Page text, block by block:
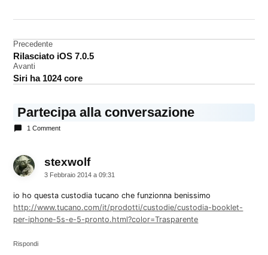
iPhone
Navigazione
articoli
Precedente
Rilasciato iOS 7.0.5
Avanti
Siri ha 1024 core
Partecipa alla conversazione
1 Comment
stexwolfdice:
3 Febbraio 2014 a 09:31
io ho questa custodia tucano che funzionna benissimo
http://www.tucano.com/it/prodotti/custodie/custodia-booklet-
per-iphone-5s-e-5-pronto.html?color=Trasparente
Rispondi